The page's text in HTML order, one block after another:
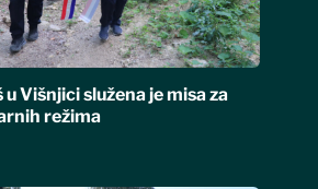
u Višnjici služena je misa za
režima